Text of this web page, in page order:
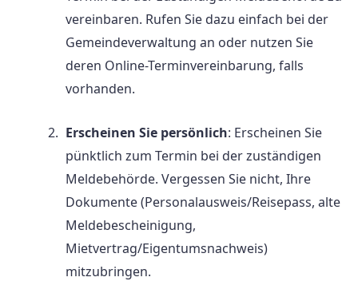
vereinbaren. Rufen Sie dazu einfach bei der
Gemeindeverwaltung an oder nutzen Sie
deren Online-Terminvereinbarung, falls
vorhanden.
Erscheinen Sie persönlich: Erscheinen Sie
pünktlich zum Termin bei der zuständigen
Meldebehörde. Vergessen Sie nicht, Ihre
Dokumente (Personalausweis/Reisepass, alte
Meldebescheinigung,
Mietvertrag/Eigentumsnachweis)
mitzubringen.